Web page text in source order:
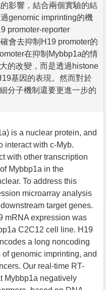
影響，結合兩個實驗的結
genomic imprinting的機
promoter-reporter
會去抑制H19 promoter的
在抑制Mybbp1a的情
的改變，而是透過histone
基因的表現。然而對於
分子機制還要更進一步的
is a nuclear protein, and
interact with c-Myb.
with other transcription
Mybbp1a in the
To address this
microarray analysis
target genes.
mRNA expression was
C2C12 cell line. H19
a long noncoding
genomic imprinting, and
Our real-time RT-
Mybbp1a negatively